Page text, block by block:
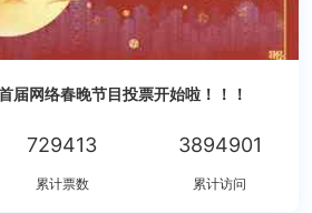
届网络春晚节目投票开始啦！！！
729413 3894901
累计票数 累计访问